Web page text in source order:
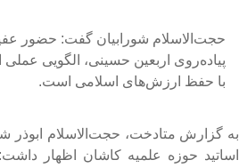
حجت‌الاسلام شورابیان گفت: حضور
پیاده‌روی اربعین حسینی، الگویی عملی
با حفظ ارزش‌های اسلامی است.
گزارش متادخت، حجت‌الاسلام ابوذر
حوزه علمیه کاشان اظهار